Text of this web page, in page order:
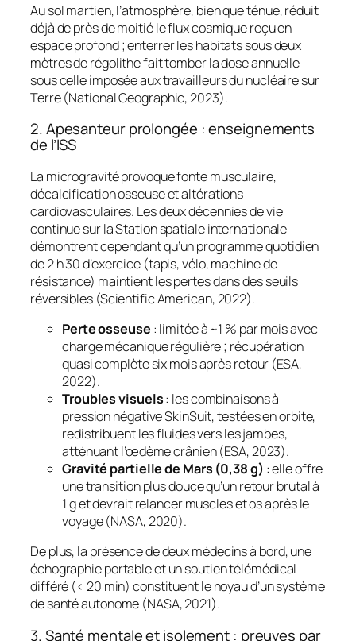
Au sol martien, l’atmosphère, bien que ténue, réduit
déjà de près de moitié le flux cosmique reçu en
espace profond ; enterrer les habitats sous deux
mètres de régolithe fait tomber la dose annuelle
sous celle imposée aux travailleurs du nucléaire sur
Terre (National Geographic, 2023).
2. Apesanteur prolongée : enseignements
de l’ISS
La microgravité provoque fonte musculaire,
décalcification osseuse et altérations
cardiovasculaires. Les deux décennies de vie
continue sur la Station spatiale internationale
démontrent cependant qu’un programme quotidien
de 2 h 30 d’exercice (tapis, vélo, machine de
résistance) maintient les pertes dans des seuils
réversibles (Scientific American, 2022).
Perte osseuse : limitée à ~1 % par mois avec
charge mécanique régulière ; récupération
quasi complète six mois après retour (ESA,
2022).
Troubles visuels: les combinaisons à
pression négative SkinSuit, testées en orbite,
redistribuent les fluides vers les jambes,
atténuant l’œdème crânien (ESA, 2023).
Gravité partielle de Mars (0,38 g) : elle offre
une transition plus douce qu’un retour brutal à
1 g et devrait relancer muscles et os après le
voyage (NASA, 2020).
De plus, la présence de deux médecins à bord, une
échographie portable et un soutien télémédical
différé (< 20 min) constituent le noyau d’un système
de santé autonome (NASA, 2021).
3. Santé mentale et isolement : preuves par